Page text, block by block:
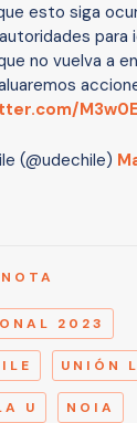
esto siga
no vuelva a
(@udechile)
2023
UNIÓN
U NOIA